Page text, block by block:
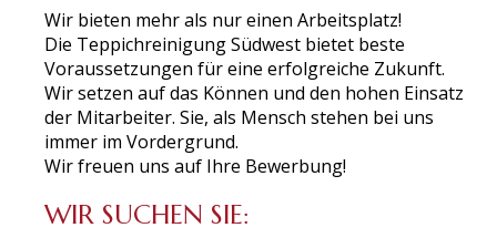
Wir bieten mehr als nur einen Arbeitsplatz!
Die Teppichreinigung Südwest bietet beste
Voraussetzungen für eine erfolgreiche Zukunft.
Wir setzen auf das Können und den hohen Einsatz
der Mitarbeiter. Sie, als Mensch stehen bei uns
immer im Vordergrund.
Wir freuen uns auf Ihre Bewerbung!
WIR SUCHEN SIE: